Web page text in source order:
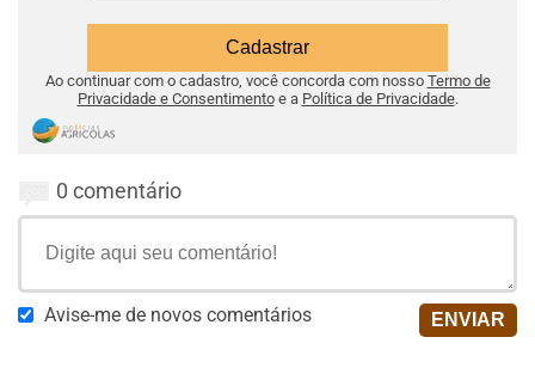
Ao continuar com o cadastro, você concorda com nosso Termo de
Privacidade e Consentimentoe a Política de Privacidade.
0 comentário
Avise-me de novos comentários